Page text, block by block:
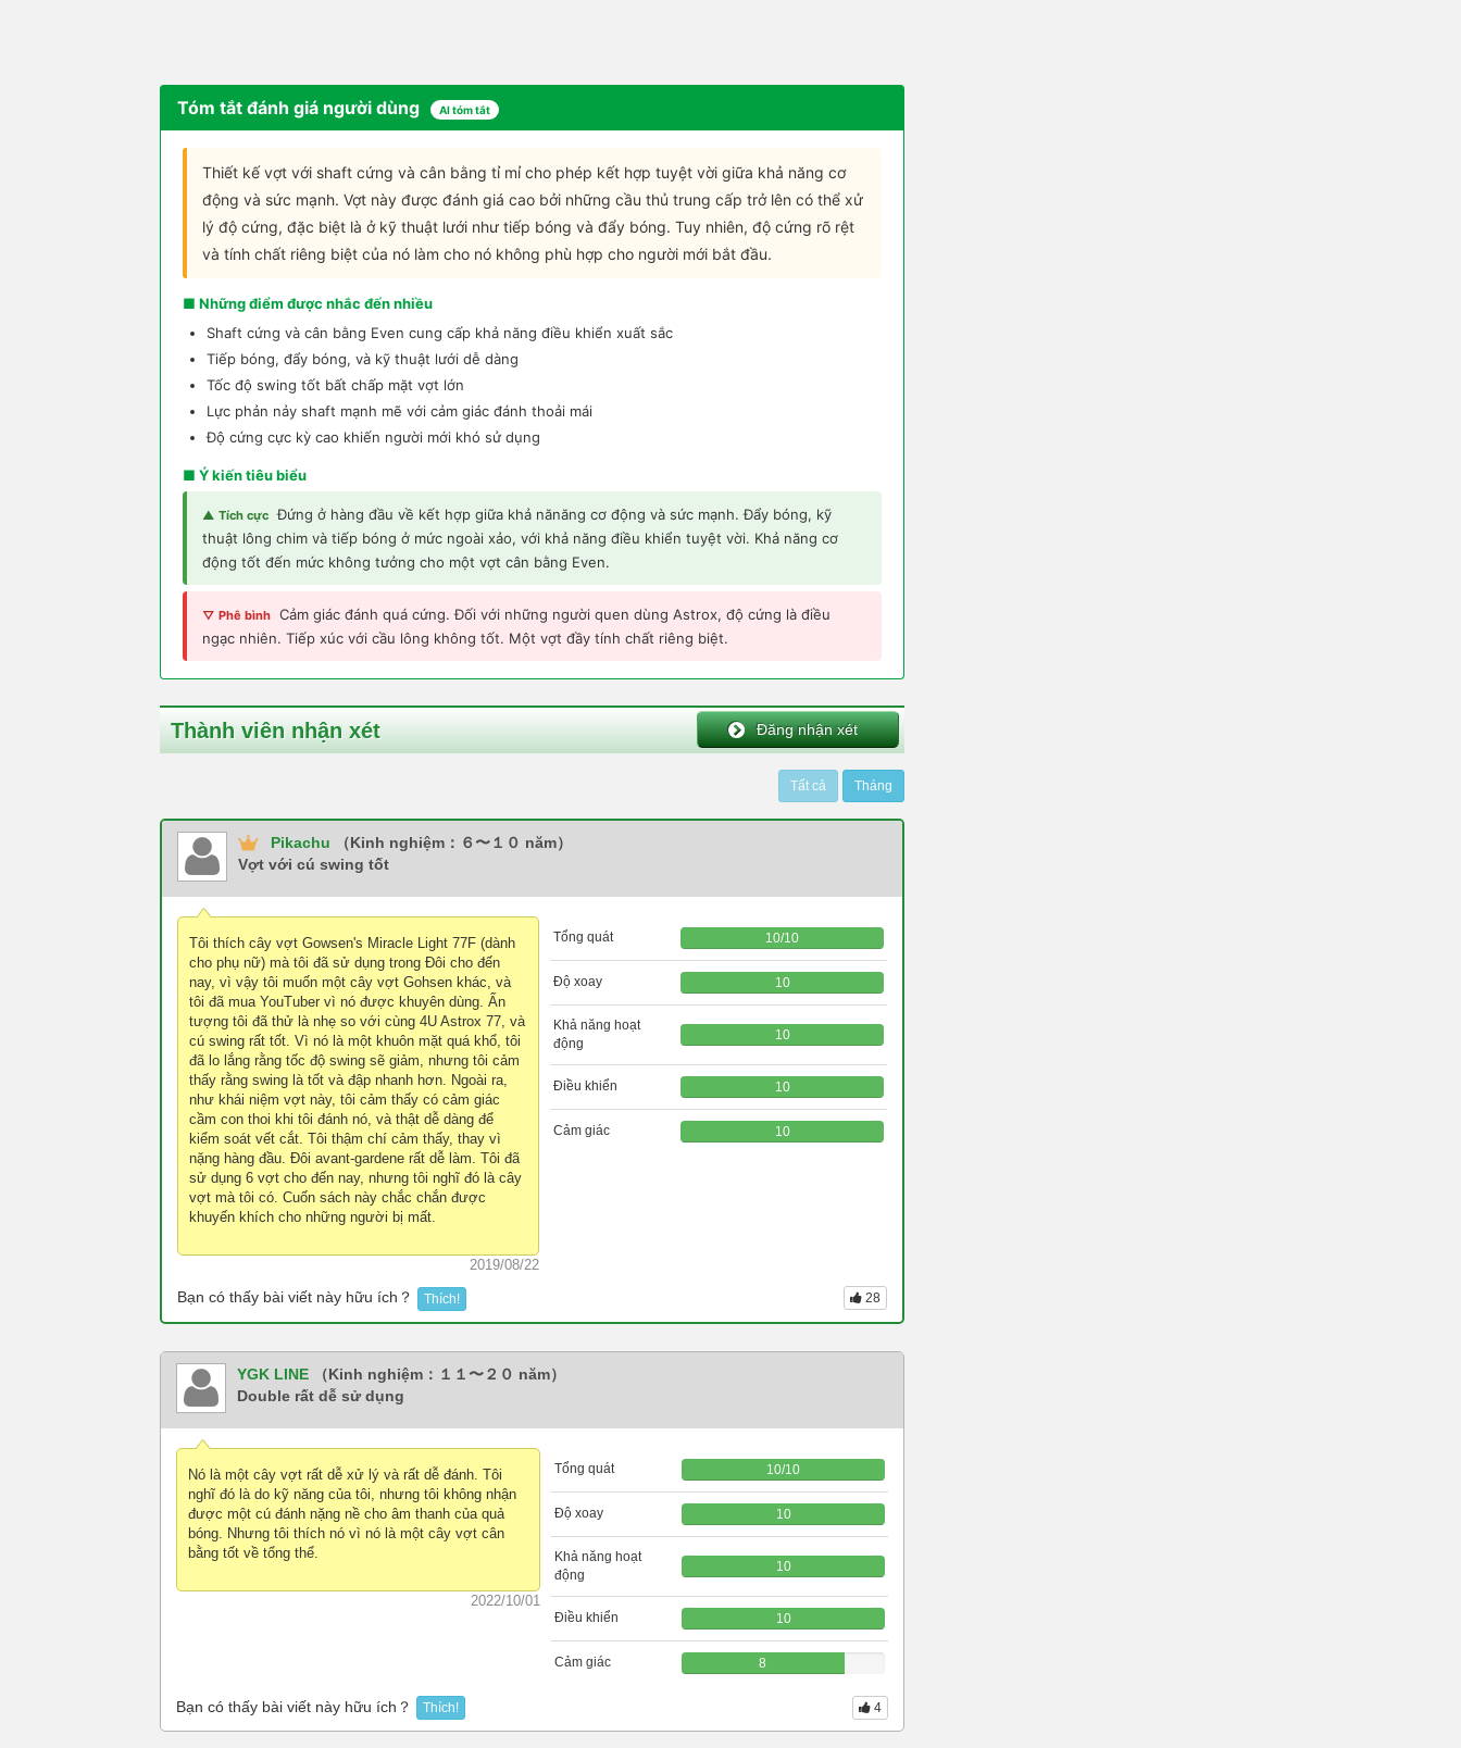
Tóm tắt đánh giá người dùng AI tóm tắt
Thiết kế vợt với shaft cứng và cân bằng tỉ mỉ cho phép kết hợp tuyệt vời giữa khả năng cơ
động và sức mạnh. Vợt này được đánh giá cao bởi những cầu thủ trung cấp trở lên có thể xử
lý độ cứng, đặc biệt là ở kỹ thuật lưới như tiếp bóng và đẩy bóng. Tuy nhiên, độ cứng rõ rệt
và tính chất riêng biệt của nó làm cho nó không phù hợp cho người mới bắt đầu.
■ Những điểm được nhắc đến nhiều
Shaft cứng và cân bằng Even cung cấp khả năng điều khiển xuất sắc
Tiếp bóng, đẩy bóng, và kỹ thuật lưới dễ dàng
Tốc độ swing tốt bất chấp mặt vợt lớn
Lực phản nảy shaft mạnh mẽ với cảm giác đánh thoải mái
Độ cứng cực kỳ cao khiến người mới khó sử dụng
■ Ý kiến tiêu biểu
▲ Tích cực Đứng ở hàng đầu về kết hợp giữa khả nănăng cơ động và sức mạnh. Đẩy bóng, kỹ
thuật lông chim và tiếp bóng ở mức ngoài xảo, với khả năng điều khiển tuyệt vời. Khả năng cơ
động tốt đến mức không tưởng cho một vợt cân bằng Even.
▽ Phê bình Cảm giác đánh quá cứng. Đối với những người quen dùng Astrox, độ cứng là điều
ngạc nhiên. Tiếp xúc với cầu lông không tốt. Một vợt đầy tính chất riêng biệt.
Thành viên nhận xét Đăng nhận xét
Tất cả Tháng
Pikachu
（Kinh nghiệm：６〜１０ năm）
Vợt với cú swing tốt
Tôi thích cây vợt Gowsen's Miracle Light 77F (dành
cho phụ nữ) mà tôi đã sử dụng trong Đôi cho đến
nay, vì vậy tôi muốn một cây vợt Gohsen khác, và
tôi đã mua YouTuber vì nó được khuyên dùng. Ấn
tượng tôi đã thử là nhẹ so với cùng 4U Astrox 77, và
cú swing rất tốt. Vì nó là một khuôn mặt quá khổ, tôi
đã lo lắng rằng tốc độ swing sẽ giảm, nhưng tôi cảm
thấy rằng swing là tốt và đập nhanh hơn. Ngoài ra,
như khái niệm vợt này, tôi cảm thấy có cảm giác
cầm con thoi khi tôi đánh nó, và thật dễ dàng để
kiểm soát vết cắt. Tôi thậm chí cảm thấy, thay vì
nặng hàng đầu. Đôi avant-gardene rất dễ làm. Tôi đã
sử dụng 6 vợt cho đến nay, nhưng tôi nghĩ đó là cây
vợt mà tôi có. Cuốn sách này chắc chắn được
khuyến khích cho những người bị mất.
2019/08/22
Tổng quát 10/10
Độ xoay 10
Khả năng hoạt
động
10
Điều khiển 10
Cảm giác 10
Bạn có thấy bài viết này hữu ích？ Thích! 28
YGK LINE
（Kinh nghiệm：１１〜２０ năm）
Double rất dễ sử dụng
Nó là một cây vợt rất dễ xử lý và rất dễ đánh. Tôi
nghĩ đó là do kỹ năng của tôi, nhưng tôi không nhận
được một cú đánh nặng nề cho âm thanh của quả
bóng. Nhưng tôi thích nó vì nó là một cây vợt cân
bằng tốt về tổng thể.
2022/10/01
Tổng quát 10/10
Độ xoay 10
Khả năng hoạt
động
10
Điều khiển 10
Cảm giác 8
Bạn có thấy bài viết này hữu ích？ Thích! 4